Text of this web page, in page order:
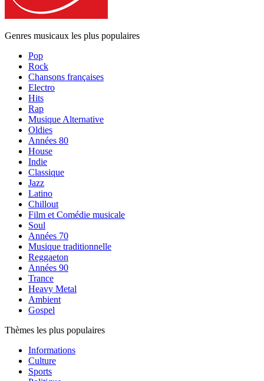
Genres musicaux les plus populaires
Pop
Rock
Chansons françaises
Electro
Hits
Rap
Musique Alternative
Oldies
Années 80
House
Indie
Classique
Jazz
Latino
Chillout
Film et Comédie musicale
Soul
Années 70
Musique traditionnelle
Reggaeton
Années 90
Trance
Heavy Metal
Ambient
Gospel
Thèmes les plus populaires
Informations
Culture
Sports